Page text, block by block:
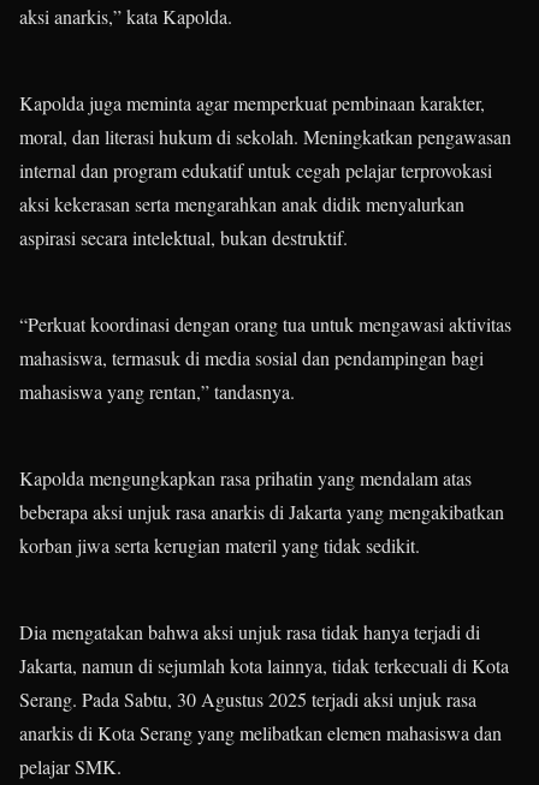
aksi anarkis,” kata Kapolda.
Kapolda juga meminta agar memperkuat pembinaan karakter,
moral, dan literasi hukum di sekolah. Meningkatkan pengawasan
internal dan program edukatif untuk cegah pelajar terprovokasi
aksi kekerasan serta mengarahkan anak didik menyalurkan
aspirasi secara intelektual, bukan destruktif.
“Perkuat koordinasi dengan orang tua untuk mengawasi aktivitas
mahasiswa, termasuk di media sosial dan pendampingan bagi
mahasiswa yang rentan,” tandasnya.
Kapolda mengungkapkan rasa prihatin yang mendalam atas
beberapa aksi unjuk rasa anarkis di Jakarta yang mengakibatkan
korban jiwa serta kerugian materil yang tidak sedikit.
Dia mengatakan bahwa aksi unjuk rasa tidak hanya terjadi di
Jakarta, namun di sejumlah kota lainnya, tidak terkecuali di Kota
Serang. Pada Sabtu, 30 Agustus 2025 terjadi aksi unjuk rasa
anarkis di Kota Serang yang melibatkan elemen mahasiswa dan
pelajar SMK.